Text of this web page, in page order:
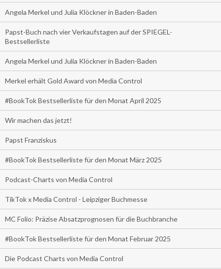
Angela Merkel und Julia Klöckner in Baden-Baden
Papst-Buch nach vier Verkaufstagen auf der SPIEGEL-
Bestsellerliste
Angela Merkel und Julia Klöckner in Baden-Baden
Merkel erhält Gold Award von Media Control
#BookTok Bestsellerliste für den Monat April 2025
Wir machen das jetzt!
Papst Franziskus
#BookTok Bestsellerliste für den Monat März 2025
Podcast-Charts von Media Control
TikTok x Media Control - Leipziger Buchmesse
MC Folio: Präzise Absatzprognosen für die Buchbranche
#BookTok Bestsellerliste für den Monat Februar 2025
Die Podcast Charts von Media Control